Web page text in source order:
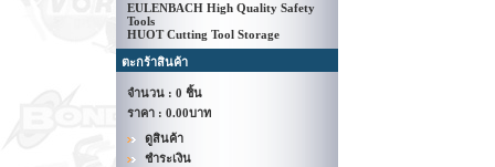
EULENBACH High Quality Safety
Tools
HUOT Cutting Tool Storage
ตะกร้าสินค้า
จำนวน : 0 ชิ้น
ราคา : 0.00บาท
ดูสินค้า
ชำระเงิน